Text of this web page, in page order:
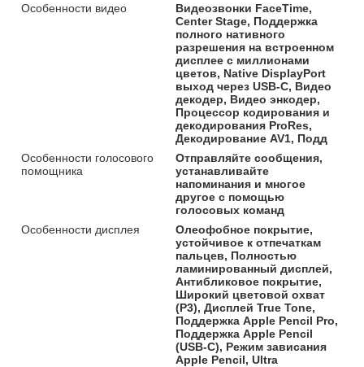
Особенности видео
Видеозвонки FaceTime,
Center Stage, Поддержка
полного нативного
разрешения на встроенном
дисплее с миллионами
цветов, Native DisplayPort
выход через USB-C, Видео
декодер, Видео энкодер,
Процессор кодирования и
декодирования ProRes,
Декодирование AV1, Подд
Особенности голосового
помощника
Отправляйте сообщения,
устанавливайте
напоминания и многое
другое с помощью
голосовых команд
Особенности дисплея
Олеофобное покрытие,
устойчивое к отпечаткам
пальцев, Полностью
ламинированный дисплей,
Антибликовое покрытие,
Широкий цветовой охват
(P3), Дисплей True Tone,
Поддержка Apple Pencil Pro,
Поддержка Apple Pencil
(USB‑C), Режим зависания
Apple Pencil, Ultra